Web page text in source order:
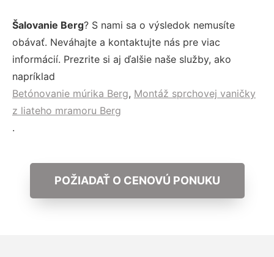
Šalovanie Berg? S nami sa o výsledok nemusíte
obávať. Neváhajte a kontaktujte nás pre viac
informácií. Prezrite si aj ďalšie naše služby, ako
napríklad
Betónovanie múrika Berg, Montáž sprchovej vaničky
z liateho mramoru Berg
.
POŽIADAŤ O CENOVÚ PONUKU